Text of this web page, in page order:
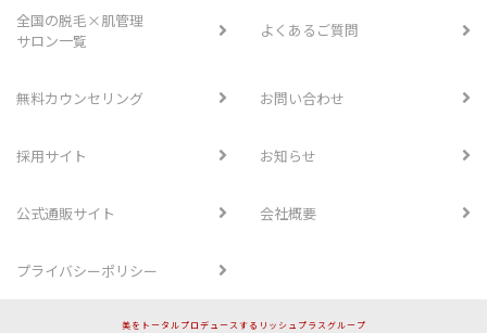
全国の脱毛×肌管理
サロン一覧
よくあるご質問
無料カウンセリング お問い合わせ
採用サイト お知らせ
公式通販サイト 会社概要
プライバシーポリシー
美をトータルプロデュースするリッシュプラスグループ